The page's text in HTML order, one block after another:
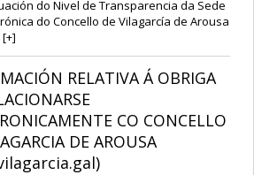
do Nivel de Transparencia da Sede
do Concello de Vilagarcía de Arousa
[+]
CO CONCELLO
DE AROUSA